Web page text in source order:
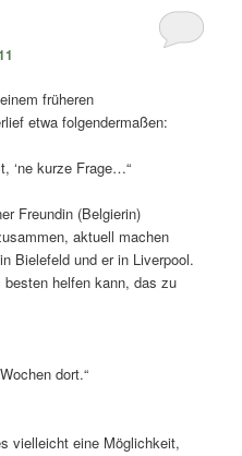
früheren
etwa folgendermaßen:
‘ne kurze Frage…“
Freundin (Belgierin)
aktuell machen
Bielefeld und er in Liverpool.
helfen kann, das zu
dort.“
vielleicht eine Möglichkeit,